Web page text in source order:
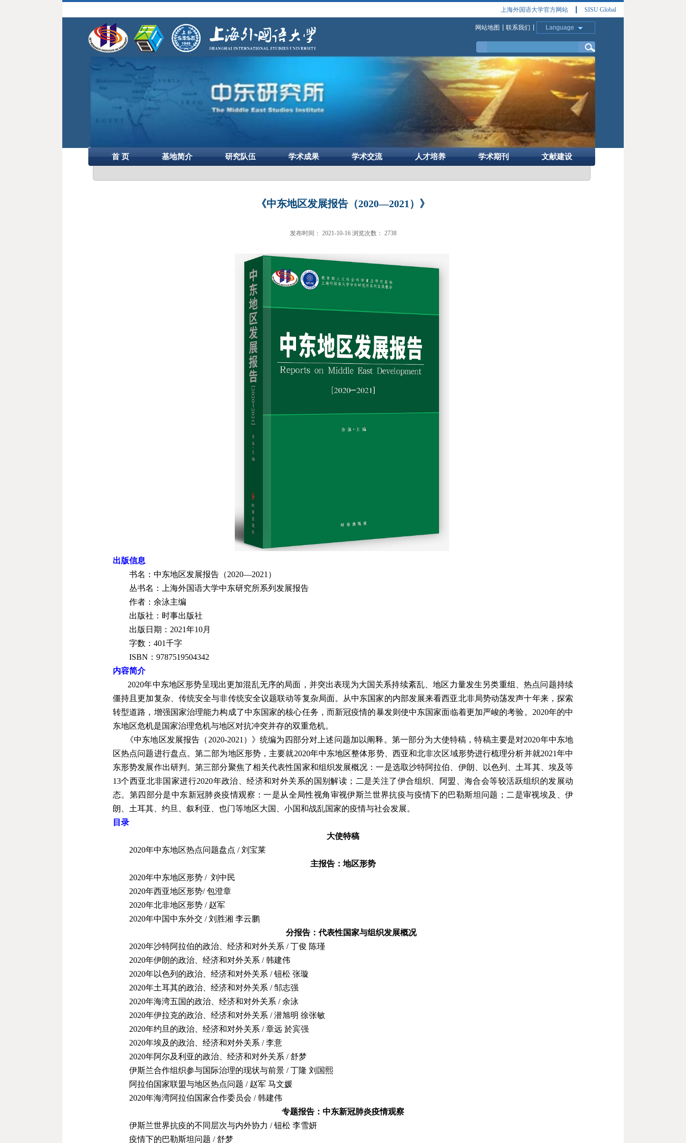
上海外国语大学官方网站 SISU Global
网站地图 联系我们 Language
首 页 基地简介 研究队伍 学术成果 学术交流 人才培养 学术期刊 文献建设
《中东地区发展报告（2020—2021）》
发布时间： 2021-10-16 浏览次数： 2738
出版信息
书名：中东地区发展报告（2020—2021 ）
丛书名：上海外国语大学中东研究所系列发展报告
作者：余泳主编
出版社：时事出版社
出版日期： 2021年10月
字数：401千字
ISBN ： 9787519504342
内容简介
2020年中东地区形势呈现出更加混乱无序的局面，并突出表现为大国关系持续紊乱、地区力量发生另类重组、热点问题持续
僵持且更加复杂、传统安全与非传统安全议题联动等复杂局面。从中东国家的内部发展来看西亚北非局势动荡发声十年来，探索
转型道路，增强国家治理能力构成了中东国家的核心任务，而新冠疫情的暴发则使中东国家面临着更加严峻的考验。2020年的中
东地区危机是国家治理危机与地区对抗冲突并存的双重危机。
《中东地区发展报告（ 2020-2021 ）》统编为四部分对上述问题加以阐释。第一部分为大使特稿，特稿主要是对2020年中东地
区热点问题进行盘点。第二部为地区形势，主要就2020年中东地区整体形势、西亚和北非次区域形势进行梳理分析并就2021年中
东形势发展作出研判。第三部分聚焦了相关代表性国家和组织发展概况：一是选取沙特阿拉伯、伊朗、以色列、土耳其、埃及等
13个西亚北非国家进行2020年政治、经济和对外关系的国别解读；二是关注了伊合组织、阿盟、海合会等较活跃组织的发展动
态。第四部分是中东新冠肺炎疫情观察：一是从全局性视角审视伊斯兰世界抗疫与疫情下的巴勒斯坦问题；二是审视埃及、伊
朗、土耳其、约旦、叙利亚、也门等地区大国、小国和战乱国家的疫情与社会发展。
目录
大使特稿
2020年中东地区热点问题盘点 / 刘宝莱
主报告：地区形势
2020年中东地区形势 / 刘中民
2020年西亚地区形势/ 包澄章
2020年北非地区形势 / 赵军
2020年中国中东外交 /刘胜湘 李云鹏
分报告：代表性国家与组织发展概况
2020年沙特阿拉伯的政治、经济和对外关系 / 丁俊 陈瑾
2020年伊朗的政治、经济和对外关系 / 韩建伟
2020年以色列的政治、经济和对外关系 / 钮松 张璇
2020年土耳其的政治、经济和对外关系 / 邹志强
2020年海湾五国的政治、经济和对外关系 / 余泳
2020年伊拉克的政治、经济和对外关系 / 潜旭明 徐张敏
2020年约旦的政治、经济和对外关系 / 章远 於宾强
2020年埃及的政治、经济和对外关系 / 李意
2020年阿尔及利亚的政治、经济和对外关系 / 舒梦
伊斯兰合作组织参与国际治理的现状与前景 / 丁隆 刘国熙
阿拉伯国家联盟与地区热点问题 / 赵军 马文媛
2020年海湾阿拉伯国家合作委员会 / 韩建伟
专题报告： 中东新冠肺炎疫情观察
伊斯兰世界抗疫的不同层次与内外协力 / 钮松 李雪妍
疫情下的巴勒斯坦问题 / 舒梦